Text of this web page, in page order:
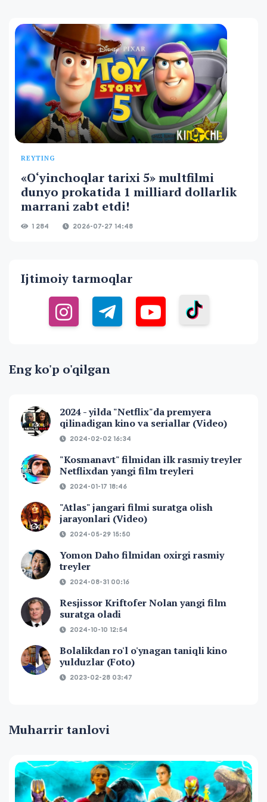
REYTING
«O‘yinchoqlar tarixi 5» multfilmi
dunyo prokatida 1 milliard dollarlik
marrani zabt etdi!
1 284 2026-07-27 14:48
Ijtimoiy tarmoqlar
Eng ko'p o'qilgan
2024 - yilda "Netflix"da premyera
qilinadigan kino va seriallar (Video)
2024-02-02 16:34
"Kosmanavt" filmidan ilk rasmiy treyler
Netflixdan yangi film treyleri
2024-01-17 18:46
"Atlas" jangari filmi suratga olish
jarayonlari (Video)
2024-05-29 15:50
Yomon Daho filmidan oxirgi rasmiy
treyler
2024-08-31 00:16
Resjissor Kriftofer Nolan yangi film
suratga oladi
2024-10-10 12:54
Bolalikdan ro'l o'ynagan taniqli kino
yulduzlar (Foto)
2023-02-28 03:47
Muharrir tanlovi